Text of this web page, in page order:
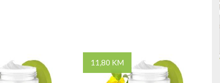
11,80 KM